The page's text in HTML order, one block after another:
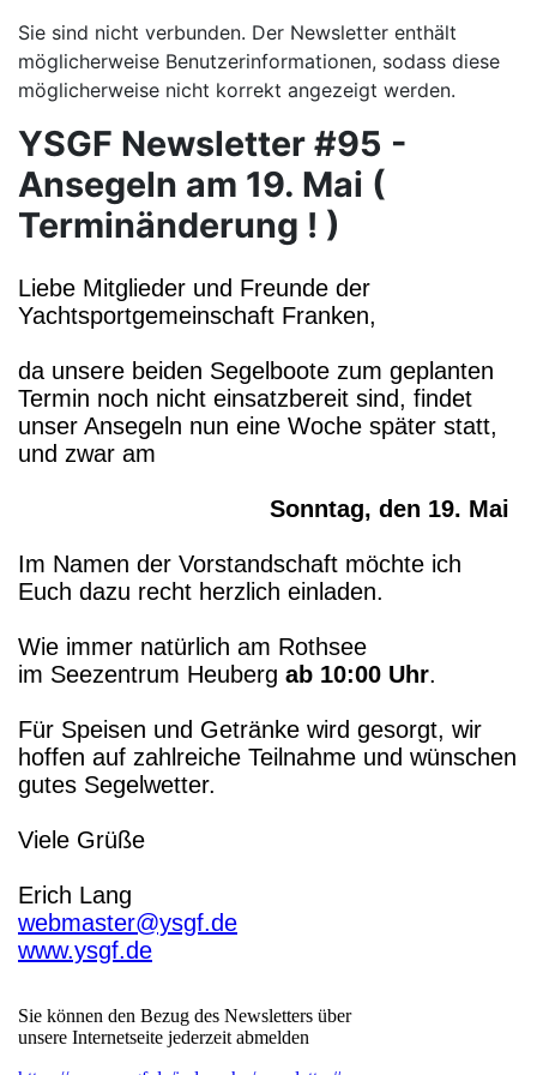
Sie sind nicht verbunden. Der Newsletter enthält
möglicherweise Benutzerinformationen, sodass diese
möglicherweise nicht korrekt angezeigt werden.
YSGF Newsletter #95 -
Ansegeln am 19. Mai (
Terminänderung ! )